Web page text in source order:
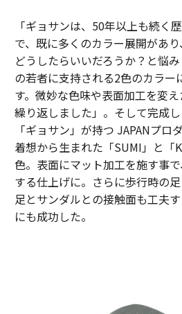
「ギョサンは、50年以上も続く
で、既に多くのカラー展開があ
どうしたらいいだろうか？と悩
の若者に支持される2色のカラー
す。微妙な色味や表面加工を変
繰り返しました」。そして完成
「ギョサン」が持つ JAPANプロ
着想から生まれた「SUMI」と「
色。表面にマット加工を施す事
する仕上げに。さらに歩行時の
足とサンダルとの接触面も工夫
にも成功した。